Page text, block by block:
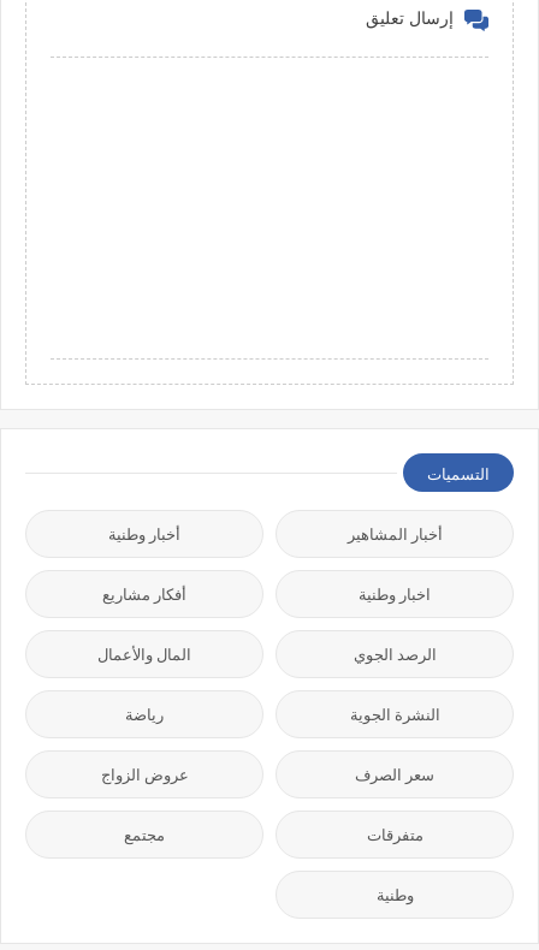
إرسال تعليق
التسميات
أخبار المشاهير أخبار وطنية
اخبار وطنية أفكار مشاريع
الرصد الجوي المال والأعمال
النشرة الجوية رياضة
سعر الصرف عروض الزواج
متفرقات مجتمع
وطنية